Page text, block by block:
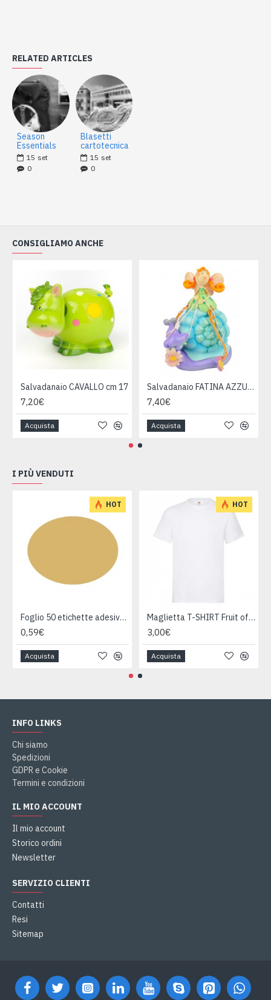
RELATED ARTICLES
Season
Essentials
15 set
0
Blasetti
cartotecnica
15 set
0
CONSIGLIAMO ANCHE
Salvadanaio CAVALLO cm 17
7,20€
Acquista
Salvadanaio FATINA AZZURRO 13cm
7,40€
Acquista
I PIÙ VENDUTI
HOT
Foglio 50 etichette adesive ovali ORO mm 36x27
0,59€
Acquista
HOT
Maglietta T-SHIRT Fruit of The Loom HEAVY varie taglie
3,00€
Acquista
INFO LINKS
Chi siamo
Spedizioni
GDPR e Cookie
Termini e condizioni
IL MIO ACCOUNT
Il mio account
Storico ordini
Newsletter
SERVIZIO CLIENTI
Contatti
Resi
Sitemap